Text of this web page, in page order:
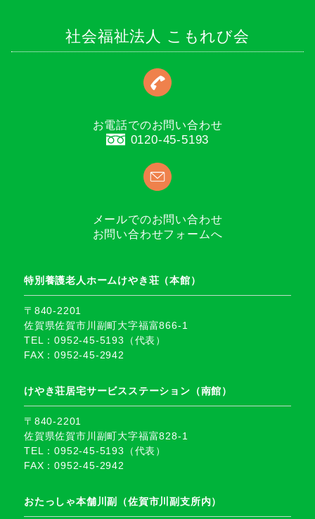
社会福祉法人 こもれび会
お電話でのお問い合わせ
0120-45-5193
メールでのお問い合わせ
お問い合わせフォームへ
特別養護老人ホームけやき荘（本館）
〒840-2201
佐賀県佐賀市川副町大字福富866-1
TEL：0952-45-5193（代表）
FAX：0952-45-2942
けやき荘居宅サービスステーション（南館）
〒840-2201
佐賀県佐賀市川副町大字福富828-1
TEL：0952-45-5193（代表）
FAX：0952-45-2942
おたっしゃ本舗川副（佐賀市川副支所内）